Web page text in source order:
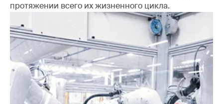
протяжении всего их жизненного цикла.